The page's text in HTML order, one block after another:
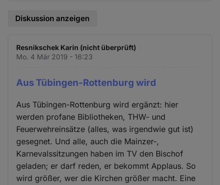
Diskussion anzeigen
Resnikschek Karin (nicht überprüft)
Mo. 4 Mär 2019 - 16:23
Aus Tübingen-Rottenburg wird
Aus Tübingen-Rottenburg wird ergänzt: hier
werden profane Bibliotheken, THW- und
Feuerwehreinsätze (alles, was irgendwie gut ist)
gesegnet. Und alle, auch die Mainzer-,
Karnevalssitzungen haben im TV den Bischof
geladen; er darf reden, er bekommt Applaus. So
wird größer, wer die Kirchen größer macht. Eine